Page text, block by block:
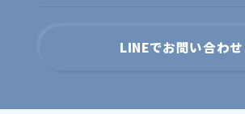
LINEでお問い合わせ